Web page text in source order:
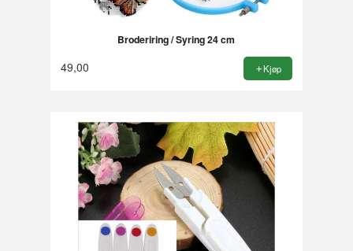
Broderiring / Syring 24 cm
49,00 Kjøp